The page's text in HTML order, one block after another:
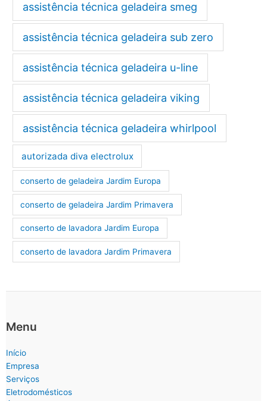
assistência técnica geladeira smeg
assistência técnica geladeira sub zero
assistência técnica geladeira u-line
assistência técnica geladeira viking
assistência técnica geladeira whirlpool
autorizada diva electrolux
conserto de geladeira Jardim Europa
conserto de geladeira Jardim Primavera
conserto de lavadora Jardim Europa
conserto de lavadora Jardim Primavera
Menu
Início
Empresa
Serviços
Eletrodomésticos